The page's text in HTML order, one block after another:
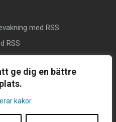
ge dig en bättre
kakor
med RSS
RSS